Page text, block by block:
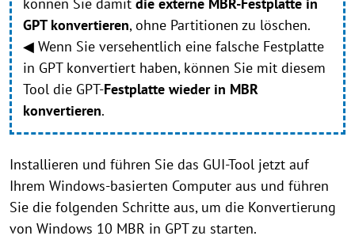
GPT konvertieren, ohne Partitionen zu löschen.
◀ Wenn Sie versehentlich eine falsche Festplatte
in GPT konvertiert haben, können Sie mit diesem
Tool die GPT-Festplatte wieder in MBR
konvertieren.
Installieren und führen Sie das GUI-Tool jetzt auf
Ihrem Windows-basierten Computer aus und führen
Sie die folgenden Schritte aus, um die Konvertierung
von Windows 10 MBR in GPT zu starten.